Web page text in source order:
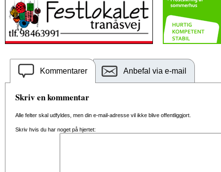
Kommentarer Anbefal via e-mail
Skriv en kommentar
Alle felter skal udfyldes, men din e-mail-adresse vil ikke blive offentliggjort.
Skriv hvis du har noget på hjertet: